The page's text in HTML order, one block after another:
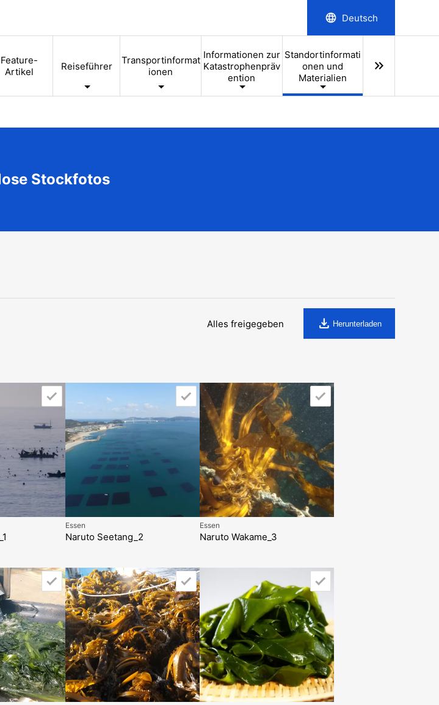
language Deutsch
Feature-
Artikel
Reiseführer
Transportinformat
ionen
Informationen zur
Katastrophenpräv
ention
Standortinformati
onen und
Materialien
keyboard_double_arrow_right
Stockfotos
Alles freigegeben download Herunterladen
Essen
Naruto Seetang_2
Essen
Naruto Wakame_3